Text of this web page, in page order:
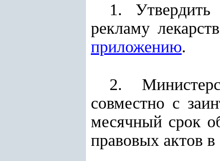
1.
рекламу
приложению.
2.
совместно с
месячный срок
правовых актов